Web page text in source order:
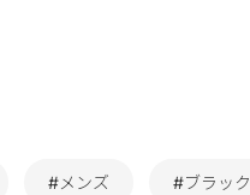
#メンズ #ブラック